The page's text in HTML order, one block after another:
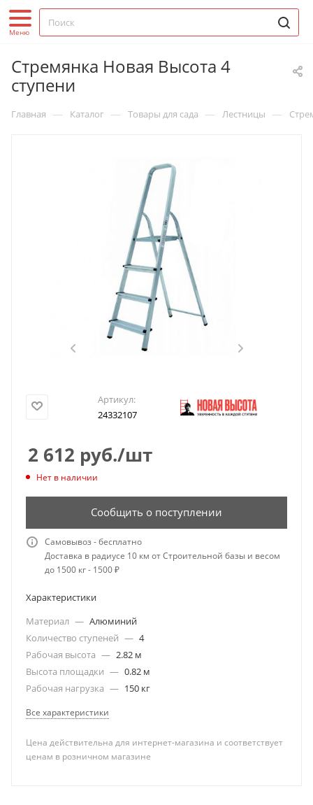
Стремянка Новая Высота 4
ступени
Главная — Каталог — Товары для сада — Лестницы —
Артикул:
24332107
2 612 руб./шт
Нет в наличии
Сообщить о поступлении
Самовывоз - бесплатно
Доставка в радиусе 10 км от Строительной базы и весом
до 1500 кг - 1500 ₽
Характеристики
Материал — Алюминий
Количество ступеней — 4
Рабочая высота — 2.82 м
Высота площадки — 0.82 м
Рабочая нагрузка — 150 кг
Все характеристики
Цена действительна для интернет-магазина и соответствует
ценам в розничном магазине